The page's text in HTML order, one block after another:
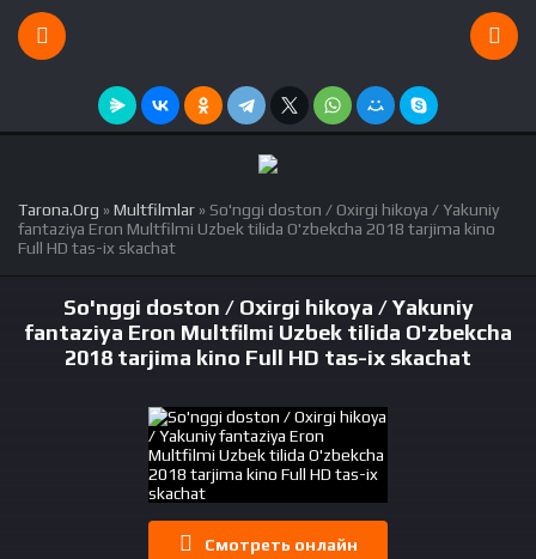
Tarona.Org »Multfilmlar » So'nggi doston / Oxirgi hikoya / Yakuniy
fantaziya Eron Multfilmi Uzbek tilida O'zbekcha 2018 tarjima kino
Full HD tas-ix skachat
So'nggi doston / Oxirgi hikoya / Yakuniy
fantaziya Eron Multfilmi Uzbek tilida O'zbekcha
2018 tarjima kino Full HD tas-ix skachat
Смотреть онлайн